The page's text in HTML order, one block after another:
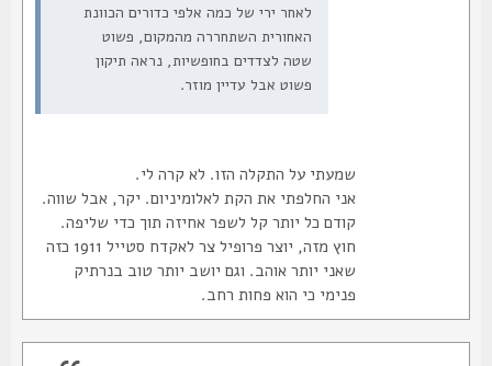
לאחר ירי של כמה אלפי כדורים הכוונת
האחורית השתחררה מהמקום, פשוט
שטה לצדדים בחופשיות, נראה תיקון
פשוט אבל עדיין מוזר.
שמעתי על התקלה הזו. לא קרה לי.
אני החלפתי את הקת לאלומיניום. יקר, אבל שווה.
קודם כל יותר קל לשפר אחיזה תוך כדי שליפה.
חוץ מזה, יוצר פרופיל צר לאקדח סטייל 1911 כזה
שאני יותר אוהב. וגם יושב יותר טוב בנרתיק
פנימי כי הוא פחות רחב.